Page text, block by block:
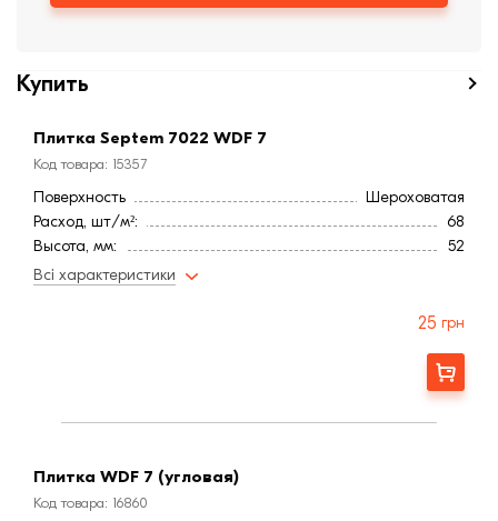
Купить
Плитка Septem 7022 WDF 7
Код товара: 15357
Поверхность
Шероховатая
Расход, шт/м²:
68
Высота, мм:
52
Длина, мм:
Бельгия
Антрацитовый
Гладка
Всі характеристики
25 грн
Заказать
Плитка WDF 7 (угловая)
Код товара: 16860